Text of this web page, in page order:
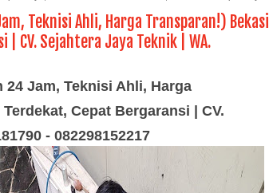
Teknisi Ahli, Harga Transparan!) Bekasi
CV. Sejahtera Jaya Teknik | WA.
24 Jam, Teknisi Ahli, Harga
Cepat Bergaransi | CV.
- 082298152217